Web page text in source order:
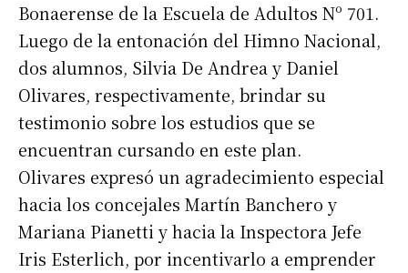
Bonaerense de la Escuela de Adultos Nº 701.
Luego de la entonación del Himno Nacional,
dos alumnos, Silvia De Andrea y Daniel
Olivares, respectivamente, brindar su
testimonio sobre los estudios que se
encuentran cursando en este plan.
Olivares expresó un agradecimiento especial
hacia los concejales Martín Banchero y
Mariana Pianetti y hacia la Inspectora Jefe
Iris Esterlich, por incentivarlo a emprender